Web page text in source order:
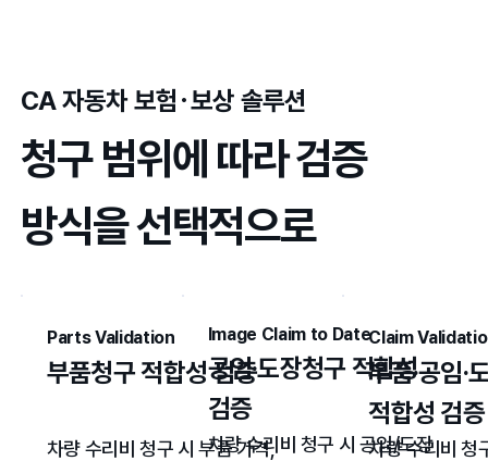
CA 자동차 보험･보상 솔루션
청구 범위에 따라 검증
방식을 선택적으로
Claim
부품·공임·
적합성 검증
차량 수리비 청
Image Claim to Date
공임·도장청구 적합성
검증
차량 수리비 청구 시 공임/도장
Parts Validation
부품청구 적합성 검증
차량 수리비 청구 시 부품 가격,